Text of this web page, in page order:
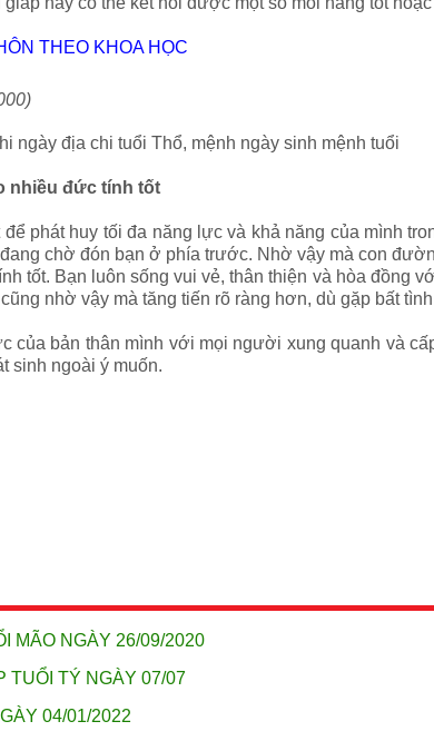
THEO KHOA HỌC
ngày địa chi tuổi Thổ, mệnh ngày sinh mệnh tuổi
nhiều đức tính tốt
phát huy tối đa năng lực và khả năng của mình
chờ đón bạn ở phía trước. Nhờ vậy mà con
tốt. Bạn luôn sống vui vẻ, thân thiện và hòa đồng
nhờ vậy mà tăng tiến rõ ràng hơn, dù gặp bất
của bản thân mình với mọi người xung quanh và
sinh ngoài ý muốn.
MÃO NGÀY 26/09/2020
TUỔI TÝ NGÀY 07/07
04/01/2022